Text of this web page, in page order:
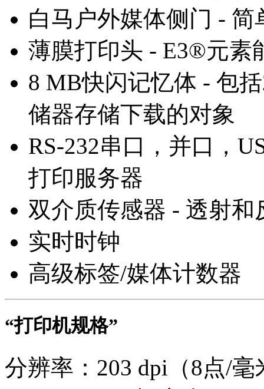
白马户外媒体侧门 -
薄膜打印头 - E3®元素
8 MB快闪记忆体 - 包
储器存储下载的对象
RS-232串口，并口，
打印服务器
双介质传感器 - 透射
实时时钟
高级标签/媒体计数器
“打印机规格”
分辨率：203 dpi（8点/毫